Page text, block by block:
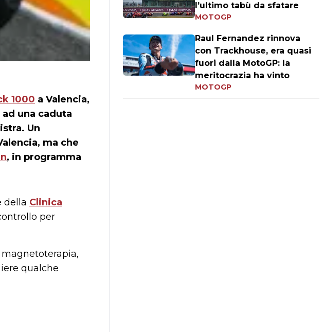
1000 a Valencia,
una caduta
Un
ma che
, in programma
della Clinica
per
qualche
l’ultimo tabù da sfatare
MOTOGP
Raul Fernandez rinnova
con Trackhouse, era quasi
fuori dalla MotoGP: la
meritocrazia ha vinto
MOTOGP